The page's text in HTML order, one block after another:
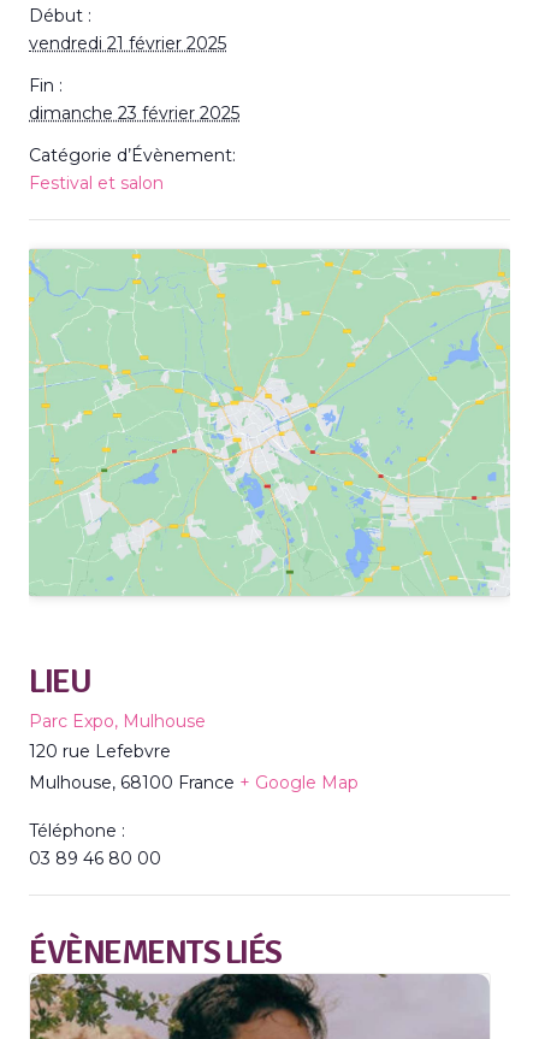
Début :
vendredi 21 février 2025
Fin :
dimanche 23 février 2025
Catégorie d’Évènement:
Festival et salon
LIEU
Parc Expo, Mulhouse
120 rue Lefebvre
Mulhouse, 68100 France + Google Map
Téléphone :
03 89 46 80 00
ÉVÈNEMENTS LIÉS